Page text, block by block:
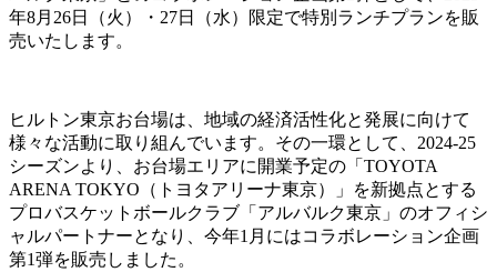
年8月26日（火）・27日（水）限定で特別ランチプランを販
売いたします。
ヒルトン東京お台場は、地域の経済活性化と発展に向けて
様々な活動に取り組んでいます。その一環として、2024-25
シーズンより、お台場エリアに開業予定の「TOYOTA
ARENA TOKYO（トヨタアリーナ東京）」を新拠点とする
プロバスケットボールクラブ「アルバルク東京」のオフィシ
ャルパートナーとなり、今年1月にはコラボレーション企画
第1弾を販売しました。